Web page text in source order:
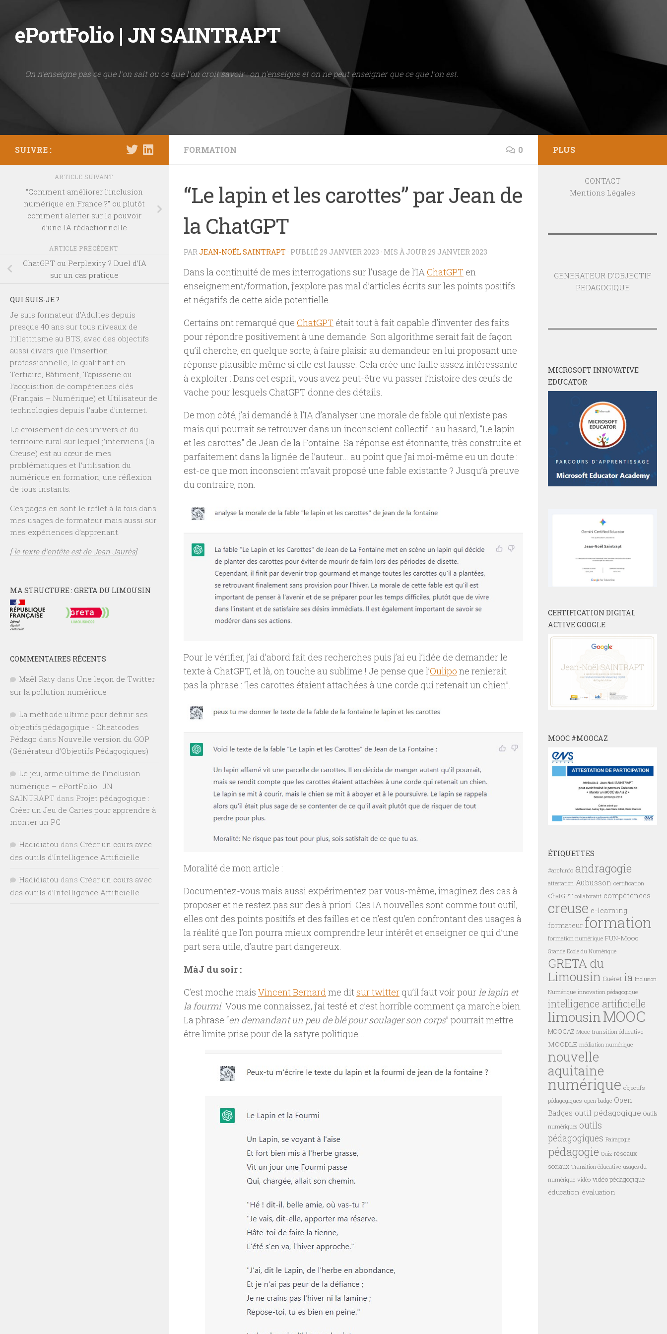
Skip to content
ePortFolio | JN SAINTRAPT
On n'enseigne pas ce que l'on sait ou ce que l'on croit savoir : on n'enseigne et on ne peut enseigner que ce que l'on est.
FORMATION 0
“Le lapin et les carottes” par Jean de
la ChatGPT
PARJEAN-NOËL SAINTRAPT · PUBLIÉ 29 JANVIER 2023 · MIS À JOUR 29 JANVIER 2023
Dans la continuité de mes interrogations sur l’usage de l’IAChatGPT en
enseignement/formation, j’explore pas mal d’articles écrits sur les points positifs
et négatifs de cette aide potentielle.
Certains ont remarqué que ChatGPT était tout à fait capable d’inventer des faits
pour répondre positivement à une demande. Son algorithme serait fait de façon
qu’il cherche, en quelque sorte, à faire plaisir au demandeur en lui proposant une
réponse plausible même si elle est fausse. Cela crée une faille assez intéressante
à exploiter : Dans cet esprit, vous avez peut-être vu passer l’histoire des œufs de
vache pour lesquels ChatGPT donne des détails.
De mon côté, j’ai demandé à l’IA d’analyser une morale de fable qui n’existe pas
mais qui pourrait se retrouver dans un inconscient collectif : au hasard, “Le lapin
et les carottes” de Jean de la Fontaine. Sa réponse est étonnante, très construite et
parfaitement dans la lignée de l’auteur… au point que j’ai moi-même eu un doute :
est-ce que mon inconscient m’avait proposé une fable existante ? Jusqu’à preuve
du contraire, non.
Pour le vérifier, j’ai d’abord fait des recherches puis j’ai eu l’idée de demander le
texte à ChatGPT, et là, on touche au sublime ! Je pense que l’Oulipo ne renierait
pas la phrase : “les carottes étaient attachées à une corde qui retenait un chien”.
Moralité de mon article :
Documentez-vous mais aussi expérimentez par vous-même, imaginez des cas à
proposer et ne restez pas sur des à priori. Ces IA nouvelles sont comme tout outil,
elles ont des points positifs et des failles et ce n’est qu’en confrontant des usages à
la réalité que l’on pourra mieux comprendre leur intérêt et enseigner ce qui d’une
part sera utile, d’autre part dangereux.
MàJ du soir :
C’est moche mais Vincent Bernardme ditsur twitter qu’il faut voir pourle lapin et
la fourmi. Vous me connaissez, j’ai testé et c’est horrible comment ça marche bien.
La phrase “en demandant un peu de blé pour soulager son corps” pourrait mettre
être limite prise pour de la satyre politique …
SUIVRE :
ARTICLE SUIVANT
“Comment améliorer l’inclusion
numérique en France ?” ou plutôt
comment alerter sur le pouvoir
d’une IA rédactionnelle
ARTICLE PRÉCÉDENT
ChatGPT ou Perplexity ? Duel d’IA
sur un cas pratique
QUI SUIS-JE ?
Je suis formateur d’Adultes depuis
presque 40 ans sur tous niveaux de
l’illettrisme au BTS, avec des objectifs
aussi divers que l’insertion
professionnelle, le qualifiant en
Tertiaire, Bâtiment, Tapisserie ou
l’acquisition de compétences clés
(Français – Numérique) et Utilisateur de
technologies depuis l’aube d’internet.
Le croisement de ces univers et du
territoire rural sur lequel j’interviens (la
Creuse) est au cœur de mes
problématiques et l’utilisation du
numérique en formation, une réflexion
de tous instants.
Ces pages en sont le reflet à la fois dans
mes usages de formateur mais aussi sur
mes expériences d’apprenant.
[ le texte d’entête est de Jean Jaurès]
MA STRUCTURE : GRETA DU LIMOUSIN
COMMENTAIRES RÉCENTS
Maël Raty dans Une leçon de Twitter
sur la pollution numérique
La méthode ultime pour définir ses
objectifs pédagogique - Cheatcodes
Pédago dans Nouvelle version du GOP
(Générateur d’Objectifs Pédagogiques)
Le jeu, arme ultime de l’inclusion
numérique – ePortFolio | JN
SAINTRAPT dans Projet pédagogique :
Créer un Jeu de Cartes pour apprendre à
monter un PC
Hadidiatou dans Créer un cours avec
des outils d’Intelligence Artificielle
Hadidiatou dans Créer un cours avec
des outils d’Intelligence Artificielle
PLUS
CONTACT
Mentions Légales
GENERATEUR D'OBJECTIF
PEDAGOGIQUE
MICROSOFT INNOVATIVE
EDUCATOR
CERTIFICATION DIGITAL
ACTIVE GOOGLE
MOOC #MOOCAZ
ÉTIQUETTES
#archinfo andragogie
attestation Aubusson certification
ChatGPT collaboratif compétences
creuse e-learning
formateur formation
formation numérique FUN-Mooc
Grande Ecole du Numérique
GRETA du
Limousin Guéret ia Inclusion
Numérique innovation pédagogique
intelligence artificielle
limousin MOOC
MOOCAZ Mooc transition éducative
MOODLE médiation numérique
nouvelle
aquitaine
numérique objectifs
pédagogiques open badge Open
Badges outil pédagogique Outils
numériques outils
pédagogiques Pairagogie
pédagogie Quiz réseaux
sociaux Transition éducative usages du
numérique vidéo vidéo pédagogique
éducation évaluation